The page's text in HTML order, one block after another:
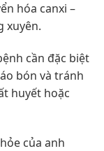
hóa canxi –
xuyên.
cần đặc biệt
bón và tránh
huyết hoặc
của anh